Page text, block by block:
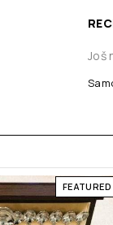
Još
FEATURED